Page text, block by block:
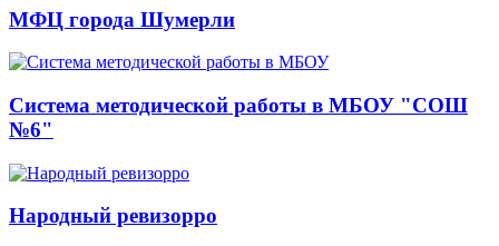
МФЦ города Шумерли
Система методической работы в МБОУ "СОШ
№6"
Народный ревизорро